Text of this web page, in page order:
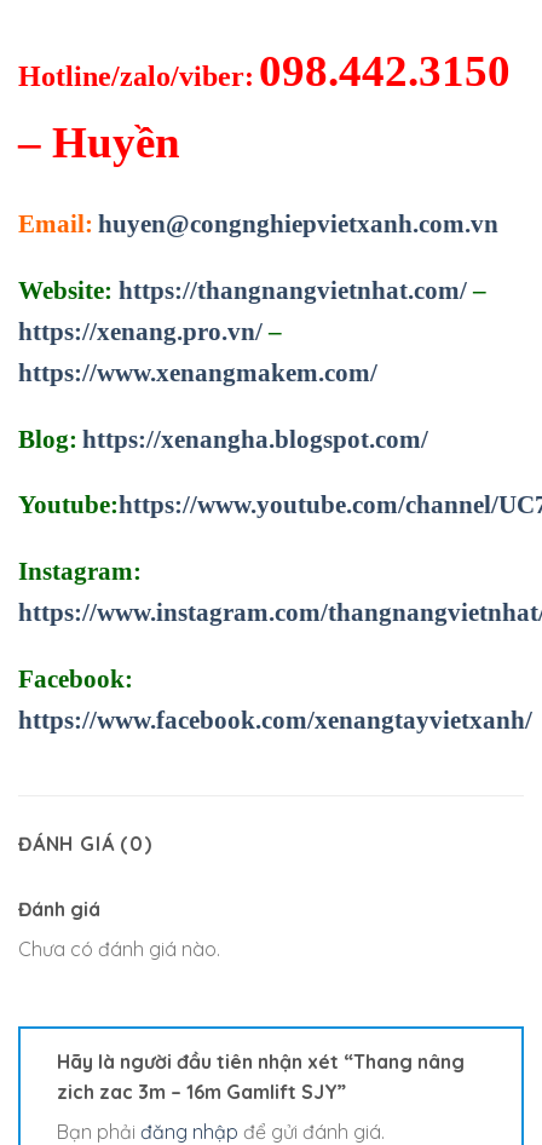
Hotline/zalo/viber: 098.442.3150
– Huyền
Email: huyen@congnghiepvietxanh.com.vn
Website: https://thangnangvietnhat.com/–
https://xenang.pro.vn/–
https://www.xenangmakem.com/
Blog: https://xenangha.blogspot.com/
Youtube:https://www.youtube.com/channel/
Instagram:
https://www.instagram.com/
Facebook:
https://www.facebook.com/xenangtayvietxanh/
ĐÁNH GIÁ (0)
Đánh giá
Chưa có đánh giá nào.
Hãy là người đầu tiên nhận xét “Thang nâng
zich zac 3m – 16m Gamlift SJY”
Bạn phải đăng nhập để gửi đánh giá.